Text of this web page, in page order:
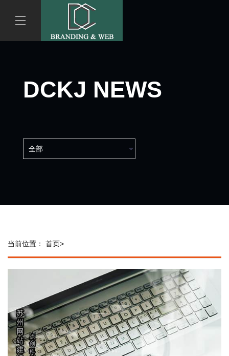
DCKJ NEWS
当前位置： 首页>